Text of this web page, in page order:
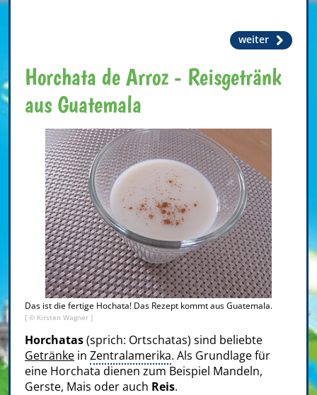
weiter
Horchata de Arroz - Reisgetränk
aus Guatemala
Das ist die fertige Hochata! Das Rezept kommt aus Guatemala.
[ © Kirsten Wagner ]
Horchatas(sprich: Ortschatas) sind beliebte
Getränke in Zentralamerika. Als Grundlage für
eine Horchata dienen zum Beispiel Mandeln,
Gerste, Mais oder auch Reis.